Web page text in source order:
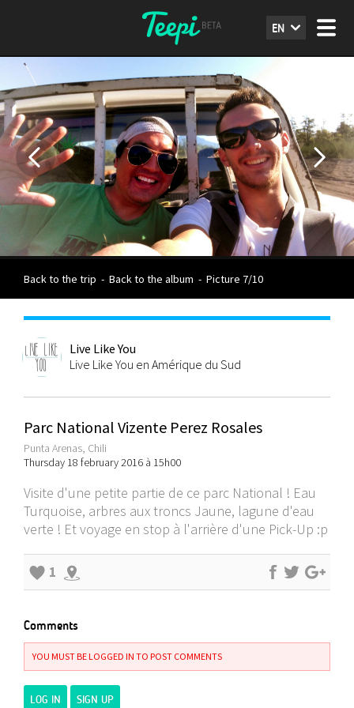
EN
Back to the trip - Back to the album - Picture 7/10
Live Like You
Live Like You en Amérique du Sud
Parc National Vizente Perez Rosales
Punta Arenas, Chili
Thursday 18 february 2016 à 15h00
Visite d'une petite partie de ce parc National ! Eau
Turquoise, arbres aux troncs Jaune, lagune d'eau
verte ! Et voyage en stop à l'arrière d'une Pick-Up :p
1
Comments
YOU MUST BE LOGGED IN TO POST COMMENTS
LOG IN SIGN UP